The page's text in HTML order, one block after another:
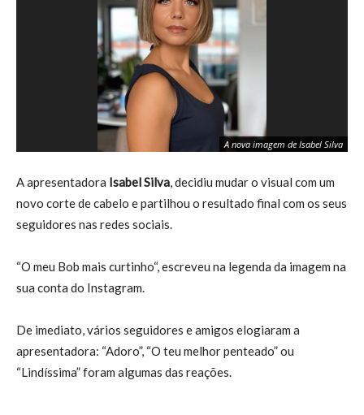
A nova imagem de Isabel Silva
A apresentadora Isabel Silva, decidiu mudar o visual com um
novo corte de cabelo e partilhou o resultado final com os seus
seguidores nas redes sociais.
“O meu Bob mais curtinho“, escreveu na legenda da imagem na
sua conta do Instagram.
De imediato, vários seguidores e amigos elogiaram a
apresentadora: “Adoro”, “O teu melhor penteado” ou
“Lindíssima” foram algumas das reações.